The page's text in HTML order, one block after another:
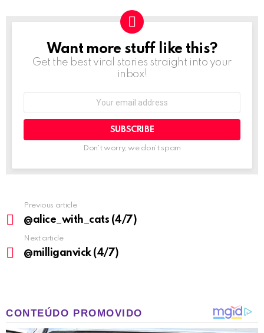
NEWSLETTER
Want more stuff like this?
Get the best viral stories straight into your
inbox!
Don't worry, we don't spam
more
Previous article
@alice_with_cats (4/7)
Next article
@milliganvick (4/7)